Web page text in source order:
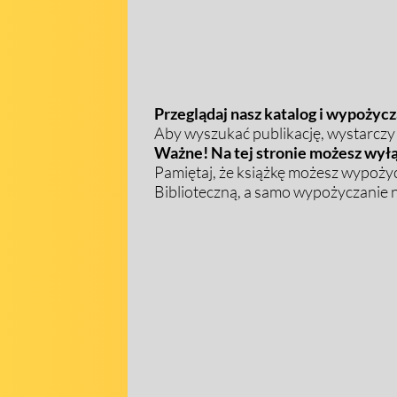
Przeglądaj nasz katalog i
Aby wyszukać publikację,
Ważne! Na tej stronie możesz
Pamiętaj, że książkę możesz
Biblioteczną, a samo wypożyczanie